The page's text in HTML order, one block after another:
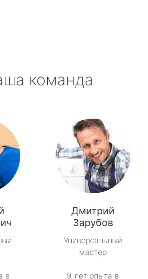
команда
в
Дмитрий
Зарубов
Универсальный
мастер
9 лет опыта в